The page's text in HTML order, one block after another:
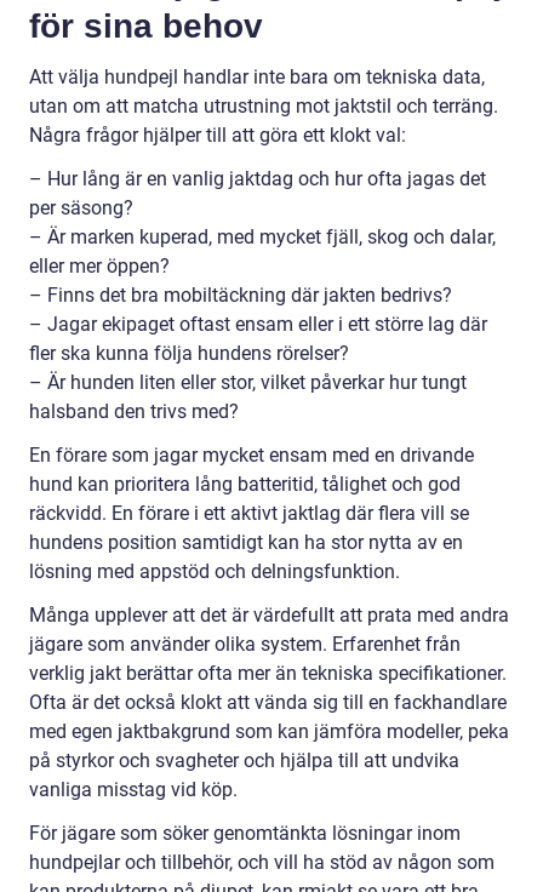
för sina behov
Att välja hundpejl handlar inte bara om tekniska data,
utan om att matcha utrustning mot jaktstil och terräng.
Några frågor hjälper till att göra ett klokt val:
– Hur lång är en vanlig jaktdag och hur ofta jagas det
per säsong?
– Är marken kuperad, med mycket fjäll, skog och dalar,
eller mer öppen?
– Finns det bra mobiltäckning där jakten bedrivs?
– Jagar ekipaget oftast ensam eller i ett större lag där
fler ska kunna följa hundens rörelser?
– Är hunden liten eller stor, vilket påverkar hur tungt
halsband den trivs med?
En förare som jagar mycket ensam med en drivande
hund kan prioritera lång batteritid, tålighet och god
räckvidd. En förare i ett aktivt jaktlag där flera vill se
hundens position samtidigt kan ha stor nytta av en
lösning med appstöd och delningsfunktion.
Många upplever att det är värdefullt att prata med andra
jägare som använder olika system. Erfarenhet från
verklig jakt berättar ofta mer än tekniska specifikationer.
Ofta är det också klokt att vända sig till en fackhandlare
med egen jaktbakgrund som kan jämföra modeller, peka
på styrkor och svagheter och hjälpa till att undvika
vanliga misstag vid köp.
För jägare som söker genomtänkta lösningar inom
hundpejlar och tillbehör, och vill ha stöd av någon som